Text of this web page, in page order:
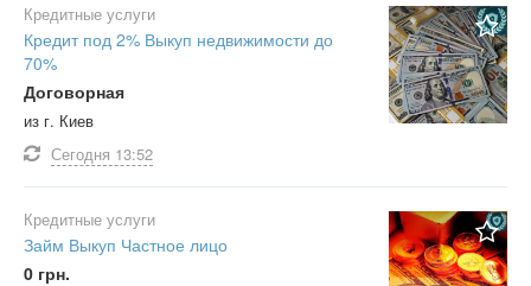
Кредитные услуги
Кредит под 2% Выкуп недвижимости до
70%
Договорная
из г. Киев
Сегодня 13:52
Кредитные услуги
Займ Выкуп Частное лицо
0 грн.